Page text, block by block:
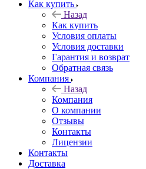
Как купить
Назад
Как купить
Условия оплаты
Условия доставки
Гарантия и возврат
Обратная связь
Компания
Назад
Компания
О компании
Отзывы
Контакты
Лицензии
Контакты
Доставка